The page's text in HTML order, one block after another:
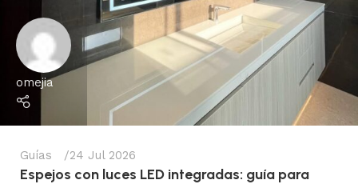
omejia
Guías 24 Jul 2026
Espejos con luces LED integradas: guía para